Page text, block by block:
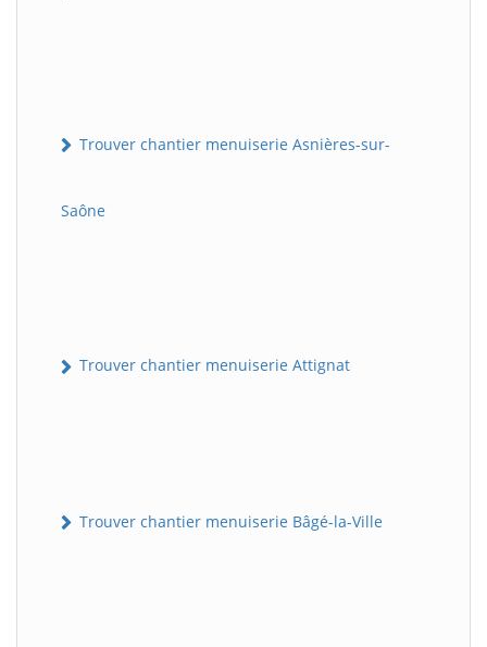
Trouver chantier menuiserie Asnières-sur-
Saône
Trouver chantier menuiserie Attignat
Trouver chantier menuiserie Bâgé-la-Ville